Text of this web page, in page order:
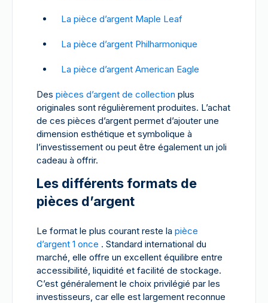
La pièce d’argent Maple Leaf
La pièce d’argent Philharmonique
La pièce d’argent American Eagle
Des pièces d’argent de collection plus
originales sont régulièrement produites. L’achat
de ces pièces d’argent permet d’ajouter une
dimension esthétique et symbolique à
l’investissement ou peut être également un joli
cadeau à offrir.
Les différents formats de
pièces d’argent
Le format le plus courant reste la pièce
d’argent 1 once . Standard international du
marché, elle offre un excellent équilibre entre
accessibilité, liquidité et facilité de stockage.
C’est généralement le choix privilégié par les
investisseurs, car elle est largement reconnue